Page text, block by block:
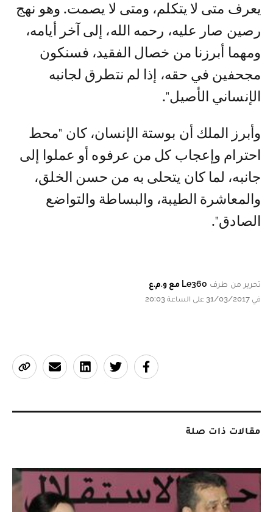
يعرف متى لا يتكلم، ومتى لا يصمت. وهو نهج
رصين صار عليه، رحمه الله، إلى آخر أيامه،
ومهما أبرزنا من خصال الفقيد، فسنكون
مجحفين في حقه، إذا لم نتطرق لجانبه
الإنساني الأصيل".
وأبرز الملك أن بوستة الإنسان، كان "محط
احترام وإعجاب كل من عرفوه أو عملوا إلى
جانبه، لما كان يتحلى به من حسن الخلق،
والمعاشرة الطيبة، والبساطة والتواضع
الصادق".
تحرير من طرف Le360 مع و.م.ع
في 31/03/2017 على الساعة 20:03
مقالات ذات صلة